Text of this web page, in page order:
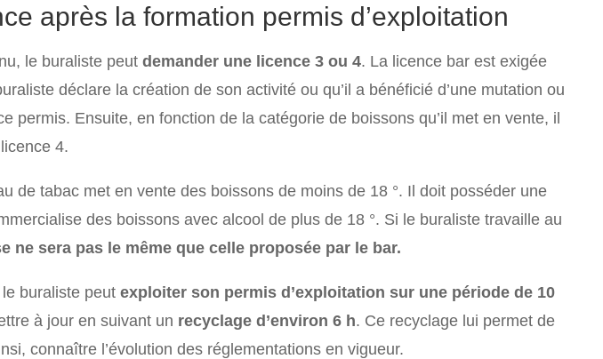
après la formation permis d’exploitation
le buraliste peutdemander une licence 3 ou 4. La licence bar est exigée
déclare la création de son activité ou qu’il a bénéficié d’une mutation ou
permis. Ensuite, en fonction de la catégorie de boissons qu’il met en vente, il
4.
de tabac met en vente des boissons de moins de 18 °. Il doit posséder une
des boissons avec alcool de plus de 18 °. Si le buraliste travaille au
ne sera pas le même que celle proposée par le bar.
le buraliste peutexploiter son permis d’exploitation sur une période de 10
à jour en suivant un recyclage d’environ 6 h. Ce recyclage lui permet de
connaître l’évolution des réglementations en vigueur.